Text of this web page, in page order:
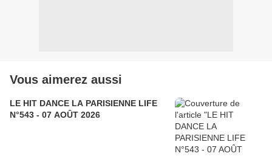
Vous aimerez aussi
LE HIT DANCE LA PARISIENNE LIFE
N°543 - 07 AOÛT 2026